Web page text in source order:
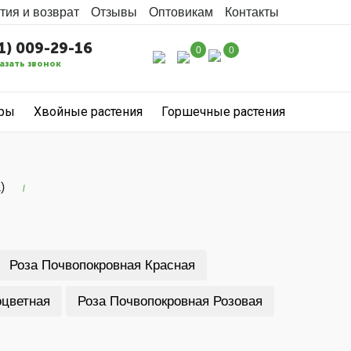
и возврат Отзывы Оптовикам Контакты
009-29-16
звонок
0 0
Хвойные растения Горшечные растения
Роза Почвопокровная Красная
Роза Почвопокровная Розовая